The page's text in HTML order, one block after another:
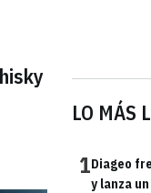
LO MÁS
1Diageo
y lanza